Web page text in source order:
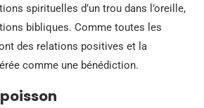
spirituelles d’un trou dans l’oreille,
bibliques. Comme toutes les
des relations positives et la
comme une bénédiction.